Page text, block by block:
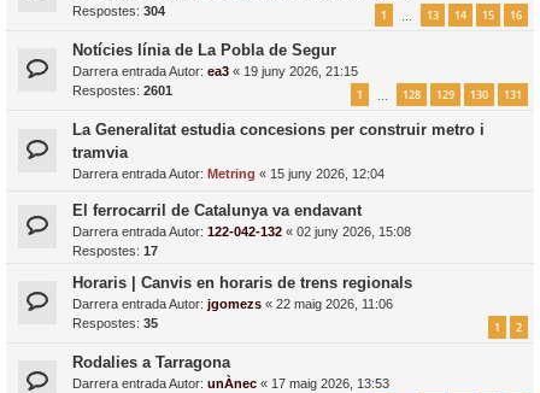
Respostes: 304 1 13 14 15 16
Notícies línia de La Pobla de Segur
Darrera entrada Autor: ea3 « 19 juny 2026, 21:15
Respostes: 2601 1 128 129 130 131
La Generalitat estudia concesions per construir metro i
tramvia
Darrera entrada Autor: Metring « 15 juny 2026, 12:04
El ferrocarril de Catalunya va endavant
Darrera entrada Autor: 122-042-132 « 02 juny 2026, 15:08
Respostes: 17
Horaris | Canvis en horaris de trens regionals
Darrera entrada Autor: jgomezs « 22 maig 2026, 11:06
Respostes: 35 1 2
Rodalies a Tarragona
Darrera entrada Autor: unÀnec « 17 maig 2026, 13:53